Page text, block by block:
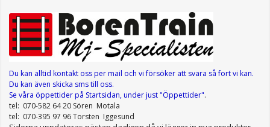
Du kan alltid kontakt oss per mail och vi försöker att svara så fort vi kan.
Du kan även skicka sms till oss.
Se våra öppettiderpå Startsidan, under just "Öppettider".
tel: 070-582 64 20 Sören Motala
tel: 070-395 97 96 Torsten Iggesund